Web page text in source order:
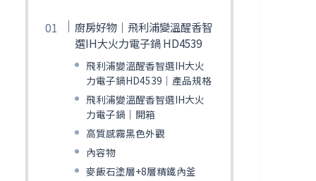
廚房好物｜飛利浦變溫醒香智
選IH大火力電子鍋 HD4539
飛利浦變溫醒香智選IH大火
力電子鍋HD4539｜產品規格
飛利浦變溫醒香智選IH大火
力電子鍋｜開箱
高質感霧黑色外觀
內容物
麥飯石塗層+8層精鐵內釜